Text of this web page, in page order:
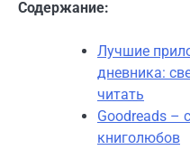
Содержание:
Лучшие
дневника:
читать
Goodreads –
книголюбов